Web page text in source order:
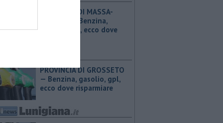
PROVINCIA DI MASSA-
CARRARA — ​Benzina,
gasolio, gpl, ecco dove
PROVINCIA DI GROSSETO
— ​Benzina, gasolio, gpl,
ecco dove risparmiare